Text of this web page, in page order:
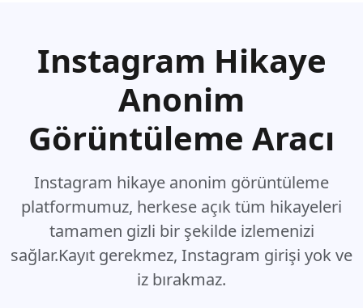
Instagram Hikaye
Anonim
Görüntüleme Aracı
Instagram hikaye anonim görüntüleme
platformumuz, herkese açık tüm hikayeleri
tamamen gizli bir şekilde izlemenizi
sağlar.Kayıt gerekmez, Instagram girişi yok ve
iz bırakmaz.